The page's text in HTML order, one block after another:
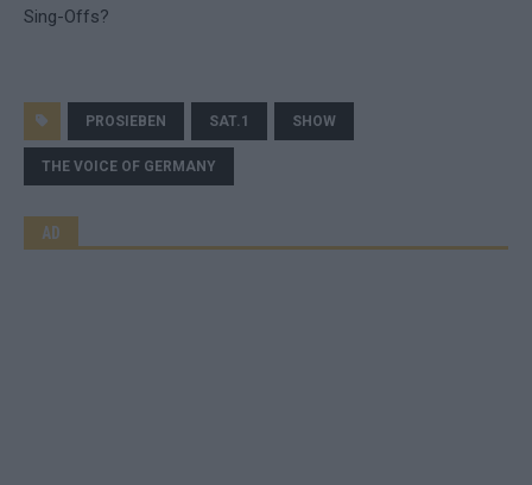
Sing-Offs?
PROSIEBEN SAT.1 SHOW
THE VOICE OF GERMANY
AD